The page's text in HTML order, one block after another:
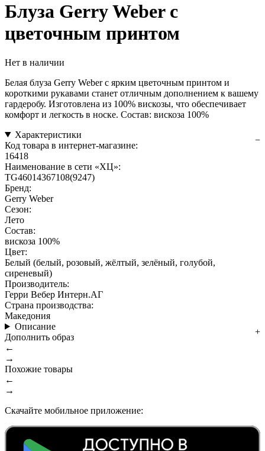
Блуза Gerry Weber с
цветочным принтом
Нет в наличии
Белая блуза Gerry Weber с ярким цветочным принтом и
короткими рукавами станет отличным дополнением к вашему
гардеробу. Изготовлена из 100% вискозы, что обеспечивает
комфорт и легкость в носке. Состав: вискоза 100%
Характеристики
Код товара в интернет-магазине:
16418
Наименование в сети «ХЦ»:
TG46014367108(9247)
Бренд:
Gerry Weber
Сезон:
Лето
Состав:
вискоза 100%
Цвет:
Белый (белый, розовый, жёлтый, зелёный, голубой,
сиреневый)
Производитель:
Герри Вебер Интерн.АГ
Страна производства:
Македония
Описание
Дополнить образ
←
→
Похожие товары
←
→
Скачайте мобильное приложение: